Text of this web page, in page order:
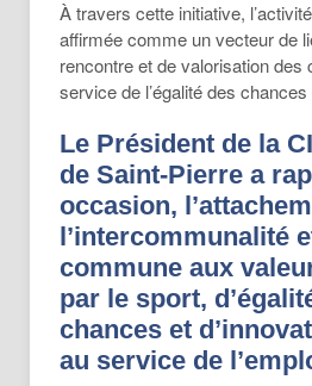
À travers cette initiative,
affirmée comme un vecteur de
rencontre et de valorisation des
service de l’égalité des chances
Le Président de la
de Saint-Pierre a
occasion,
l’intercommunalité
commune aux
par le sport,
chances et
au service de